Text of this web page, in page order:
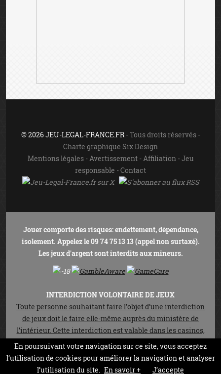
En poursuivant votre navigation sur ce site, vous acceptez
l’utilisation de cookies pour améliorer la navigation et analyser
l’utilisation du site. En savoir + J’accepte